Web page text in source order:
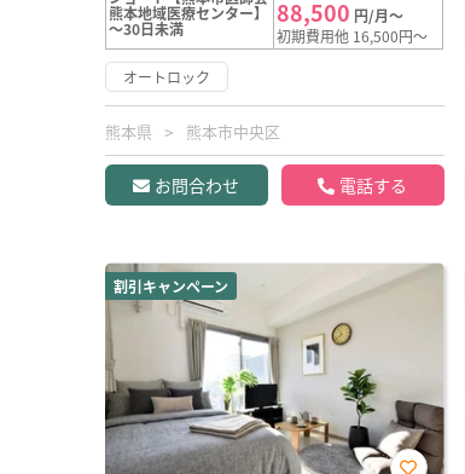
熊本地域医療センター】
～30日未満
88,500 円/月～
初期費用他 16,500円～
オートロック
熊本県 熊本市中央区
お問合わせ 電話する
割引キャンペーン